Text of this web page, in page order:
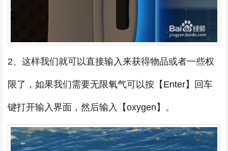
2、这样我们就可以直接输入来获得物品或者一些权
限了，如果我们需要无限氧气可以按【Enter】回车
键打开输入界面，然后输入【oxygen】。